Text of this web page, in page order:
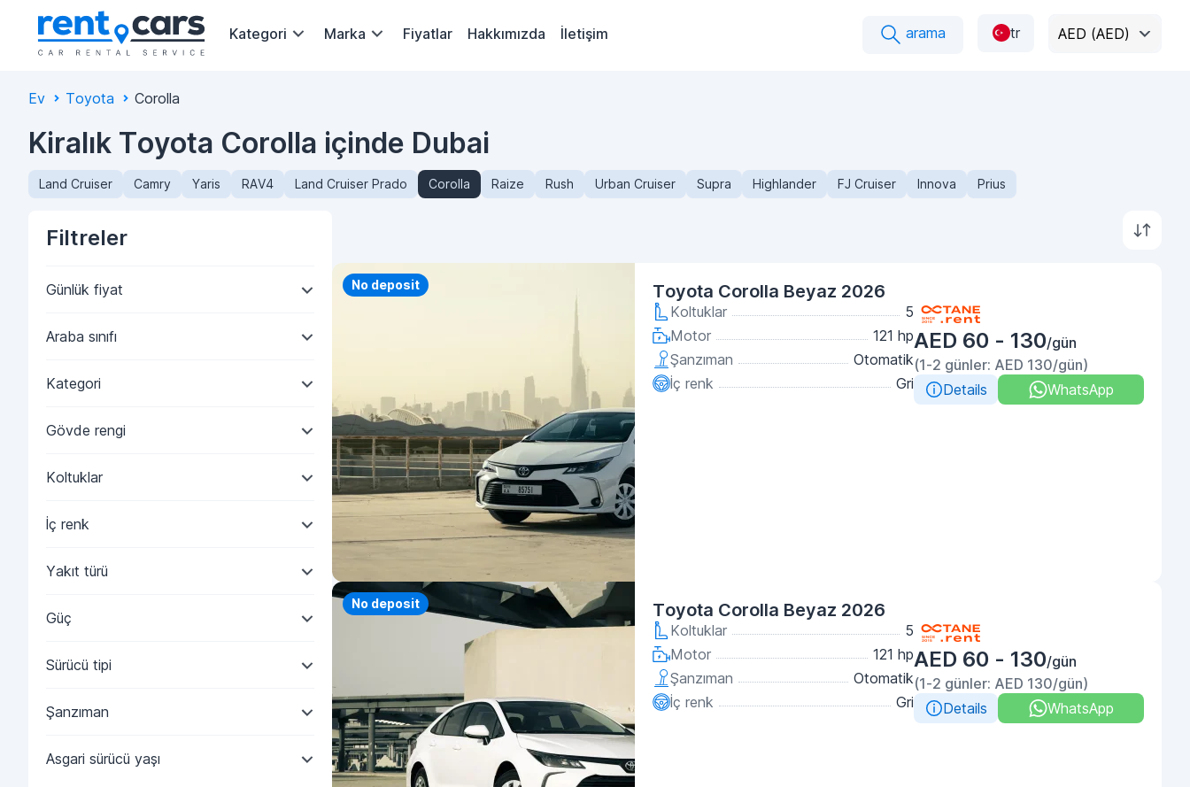
Kategori Marka Fiyatlar Hakkımızda İletişim arama tr AED (AED)
Ev Toyota Corolla
Kiralık Toyota Corolla içinde Dubai
Land Cruiser Camry Yaris RAV4 Land Cruiser Prado Corolla Raize Rush Urban Cruiser Supra Highlander FJ Cruiser Innova Prius
Filtreler
Günlük fiyat
Araba sınıfı
Kategori
Gövde rengi
Koltuklar
İç renk
Yakıt türü
Güç
Sürücü tipi
Şanzıman
Asgari sürücü yaşı
No deposit Toyota Corolla Beyaz 2026
Koltuklar
5
Motor
121 hp
Şanzıman
Otomatik
İç renk
Gri
AED 60 - 130/gün
(1-2 günler: AED 130/gün)
Details
WhatsApp
No deposit Toyota Corolla Beyaz 2026
Koltuklar
5
Motor
121 hp
Şanzıman
Otomatik
İç renk
Gri
AED 60 - 130/gün
(1-2 günler: AED 130/gün)
Details
WhatsApp